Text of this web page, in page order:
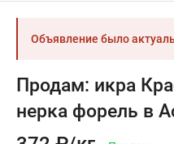
Объявление было
Продам: икра
нерка форель в